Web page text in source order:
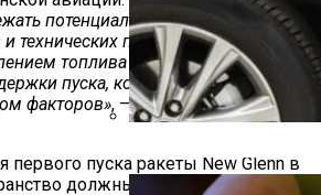
потенциальных затрат,
технических проблем, связанных с
топлива из космического
пуска, которая может быть
факторов», — сказано в
пуска ракеты New Glenn в
должны отправиться два